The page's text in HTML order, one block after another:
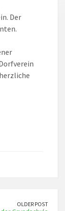
Der
OLDER POST